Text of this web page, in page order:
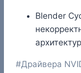
Blender
Метки
#Драйвера